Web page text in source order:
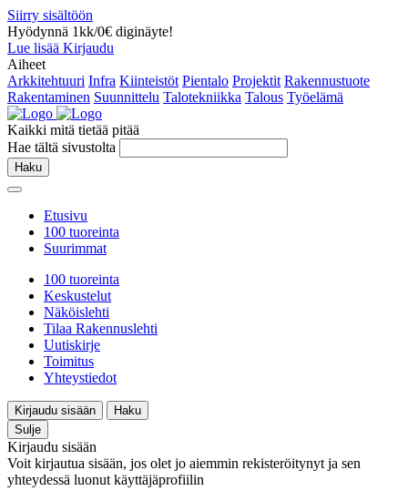
Siirry sisältöön
Hyödynnä 1kk/0€ diginäyte!
Lue lisää Kirjaudu
Aiheet
Arkkitehtuuri Infra Kiinteistöt Pientalo Projektit Rakennustuote
Rakentaminen Suunnittelu Talotekniikka Talous Työelämä
Kaikki mitä tietää pitää
Hae tältä sivustolta
Haku
Etusivu
100 tuoreinta
Suurimmat
100 tuoreinta
Keskustelut
Näköislehti
Tilaa Rakennuslehti
Uutiskirje
Toimitus
Yhteystiedot
Kirjaudu sisään
Haku
Sulje
Kirjaudu sisään
Voit kirjautua sisään, jos olet jo aiemmin rekisteröitynyt ja sen
yhteydessä luonut käyttäjäprofiilin